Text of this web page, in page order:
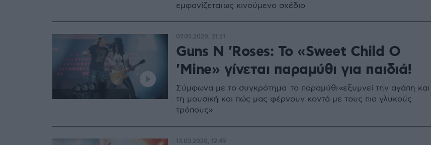
εμφανίζεται ως κινούμενο σχέδιο
Guns N 'Roses: Το «Sweet Child O
'Mine» γίνεται παραμύθι για παιδιά!
Σύμφωνα με το συγκρότημα το παραμύθι «εξυμνεί την αγάπη και
τη μουσική και πώς μας φέρνουν κοντά με τους πιο γλυκούς
τρόπους»
07.05.2020, 21:51
13.03.2020, 12:49